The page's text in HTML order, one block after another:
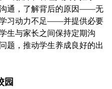
通，了解背后的原因——无
习动力不足——并提供必要
生与家长之间保持定期沟
题，推动学生养成良好的出
园